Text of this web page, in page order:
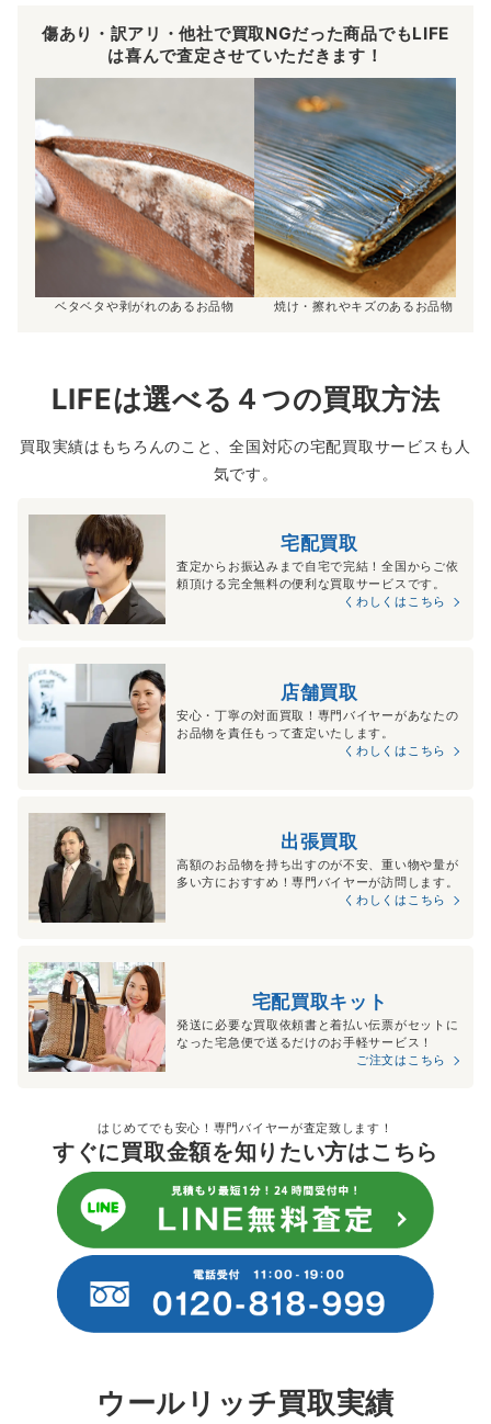
傷あり・訳アリ・他社で買取NGだった商品でもLIFE
は喜んで査定させていただきます！
ベタベタや剥がれのあるお品物 焼け・擦れやキズのあるお品物
LIFEは選べる４つの買取方法
買取実績はもちろんのこと、全国対応の宅配買取サービスも人
気です。
宅配買取
査定からお振込みまで自宅で完結！全国からご依
頼頂ける完全無料の便利な買取サービスです。
くわしくはこちら
店舗買取
安心・丁寧の対面買取！専門バイヤーがあなたの
お品物を責任もって査定いたします。
くわしくはこちら
出張買取
高額のお品物を持ち出すのが不安、重い物や量が
多い方におすすめ！専門バイヤーが訪問します。
くわしくはこちら
宅配買取キット
発送に必要な買取依頼書と着払い伝票がセットに
なった宅急便で送るだけのお手軽サービス！
ご注文はこちら
はじめてでも安心！専門バイヤーが査定致します！
すぐに買取金額を知りたい方はこちら
ウールリッチ買取実績